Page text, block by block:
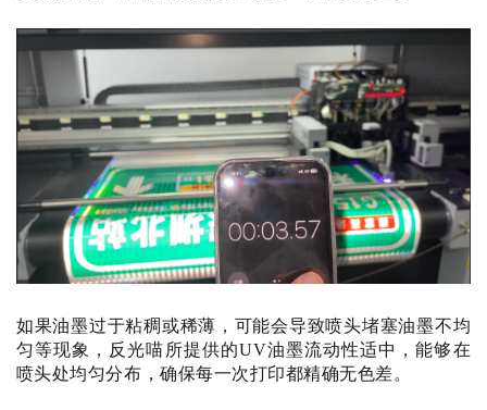
如果油墨过于粘稠或稀薄，可能会导致喷头堵塞油墨不均
匀等现象， 反光喵所提供的UV油墨流动性适中，能够在
喷头处均匀分布，确保每一次打印都精确无色差。